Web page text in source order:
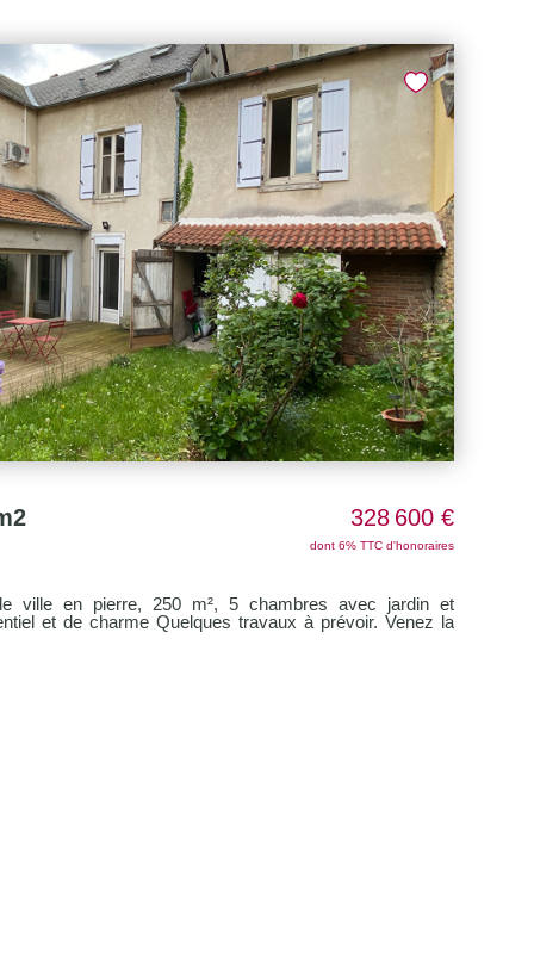
328 600 €
dont 6% TTC d'honoraires
ville en pierre, 250 m², 5 chambres avec jardin et
et de charme Quelques travaux à prévoir. Venez la